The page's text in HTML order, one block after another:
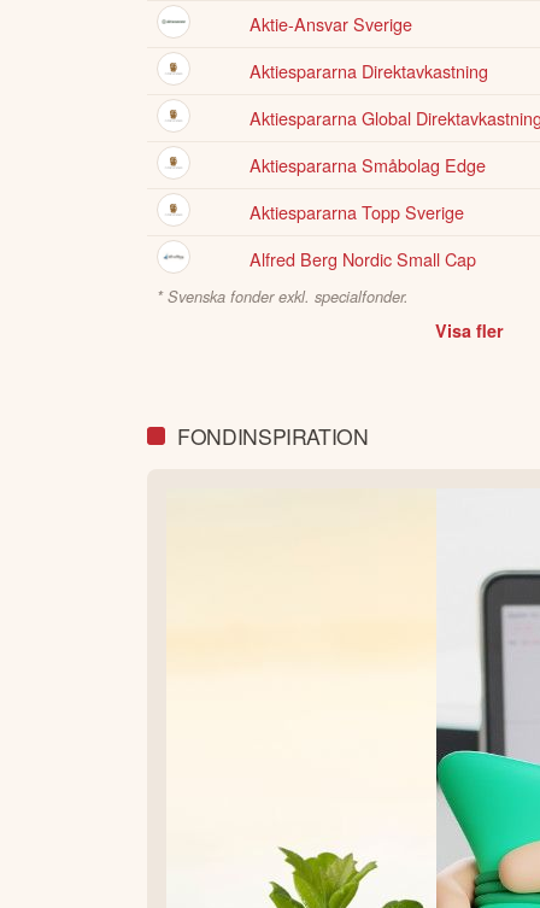
Aktie-Ansvar Sverige
Aktiespararna Direktavkastning
Aktiespararna Global
Aktiespararna Småbolag Edge
Aktiespararna Topp Sverige
Alfred Berg Nordic Small Cap
* Svenska fonder exkl. specialfonder.
Visa fler
FONDINSPIRATION